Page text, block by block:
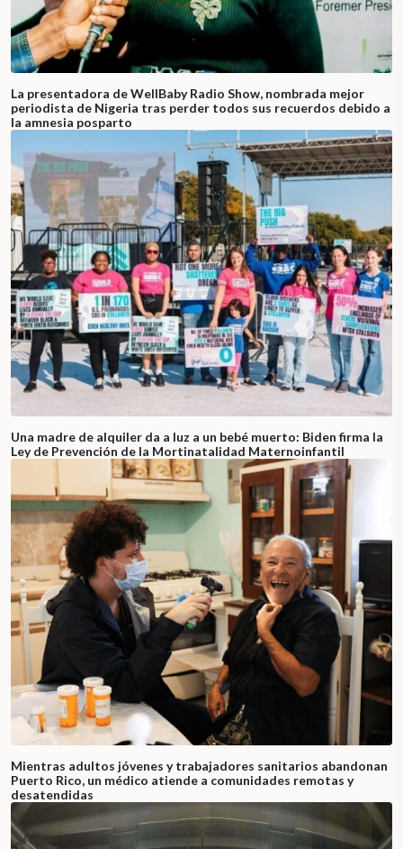
La presentadora de WellBaby Radio Show, nombrada mejor
periodista de Nigeria tras perder todos sus recuerdos debido a
la amnesia posparto
Una madre de alquiler da a luz a un bebé muerto: Biden firma la
Ley de Prevención de la Mortinatalidad Maternoinfantil
Mientras adultos jóvenes y trabajadores sanitarios abandonan
Puerto Rico, un médico atiende a comunidades remotas y
desatendidas